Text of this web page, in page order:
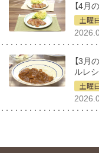
【4月
土曜
【3月
ルレ
土曜